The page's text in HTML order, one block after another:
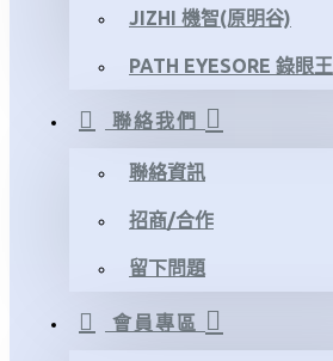
JIZHI 機智(原明谷)
PATH EYESORE 錄眼王
聯絡我們
聯絡資訊
招商/合作
留下問題
會員專區